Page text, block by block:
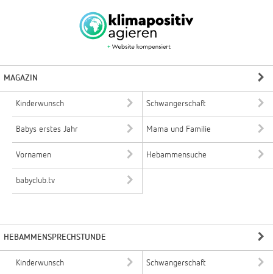
MAGAZIN
Kinderwunsch Schwangerschaft
Babys erstes Jahr Mama und Familie
Vornamen Hebammensuche
babyclub.tv
HEBAMMENSPRECHSTUNDE
Kinderwunsch Schwangerschaft